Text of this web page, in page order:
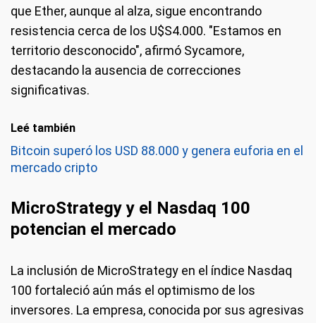
que Ether, aunque al alza, sigue encontrando
resistencia cerca de los U$S4.000. "Estamos en
territorio desconocido", afirmó Sycamore,
destacando la ausencia de correcciones
significativas.
Leé también
Bitcoin superó los USD 88.000 y genera euforia en el
mercado cripto
MicroStrategy y el Nasdaq 100
potencian el mercado
La inclusión de MicroStrategy en el índice Nasdaq
100 fortaleció aún más el optimismo de los
inversores. La empresa, conocida por sus agresivas